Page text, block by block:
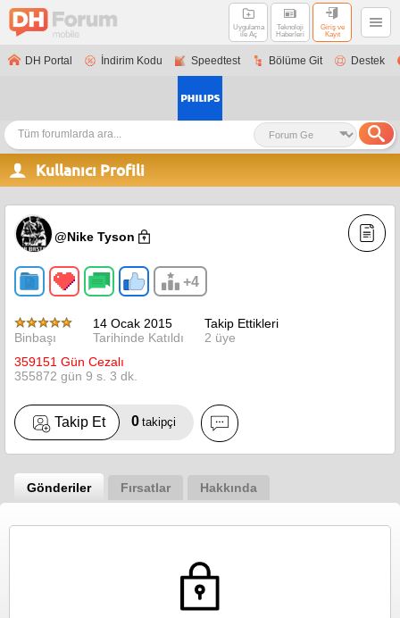
Uygulama
ile Aç
Teknoloji
Haberleri
Giriş ve
Kayıt
DH Portal İndirim Kodu Speedtest Bölüme Git Destek
Kullanıcı Profili
@Nike Tyson
+4
Binbaşı
14 Ocak 2015
Tarihinde Katıldı
Takip Ettikleri
2 üye
359151 Gün Cezalı
355872 gün 9 s. 3 dk.
Takip Et 0 takipçi
Gönderiler Fırsatlar Hakkında